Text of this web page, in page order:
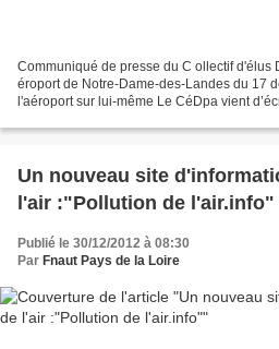
Communiqué de presse du C ollectif d'élus
éroport de Notre-Dame-des-Landes du 17
l'aéroport sur lui-même Le CéDpa vient
Un nouveau site
l'air :"Pollution de l'air.info"
Publié le 30/12/2012 à 08:30
Par Fnaut Pays de la Loire